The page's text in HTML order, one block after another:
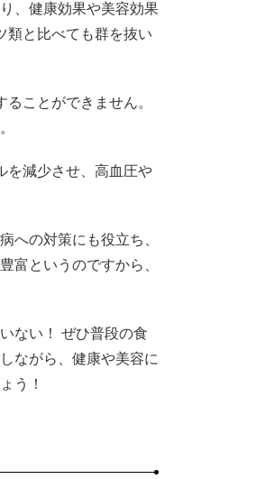
、健康効果や美容効果
類と比べても群を抜い
ことができません。
を減少させ、高血圧や
への対策にも役立ち、
富というのですから、
ない！ ぜひ普段の食
ながら、健康や美容に
う！